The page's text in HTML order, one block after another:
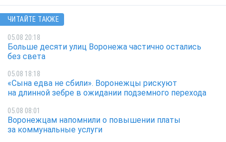
ЧИТАЙТЕ ТАКЖЕ
05.08 20:18
Больше десяти улиц Воронежа частично остались
без света
05.08 18:18
«Сына едва не сбили». Воронежцы рискуют
на длинной зебре в ожидании подземного перехода
05.08 08:01
Воронежцам напомнили о повышении платы
за коммунальные услуги